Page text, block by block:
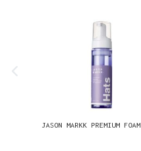
JASON MARKK PREMIUM